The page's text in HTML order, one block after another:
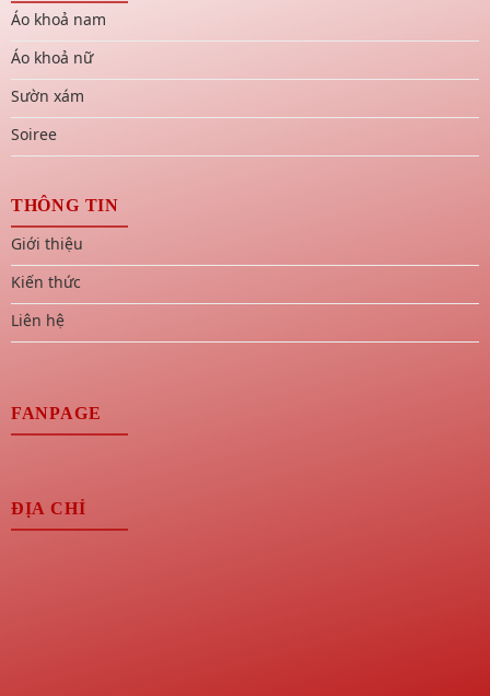
Áo khoả nam
Áo khoả nữ
Sườn xám
Soiree
THÔNG TIN
Giới thiệu
Kiến thức
Liên hệ
FANPAGE
ĐỊA CHỈ